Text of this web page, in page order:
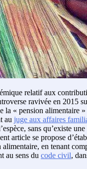
relatif aux
ravivée en 2015
la « pension alimentaire
au juge aux affaires
sans qu’existe
article se propose
en tenant
au sens du code civil,